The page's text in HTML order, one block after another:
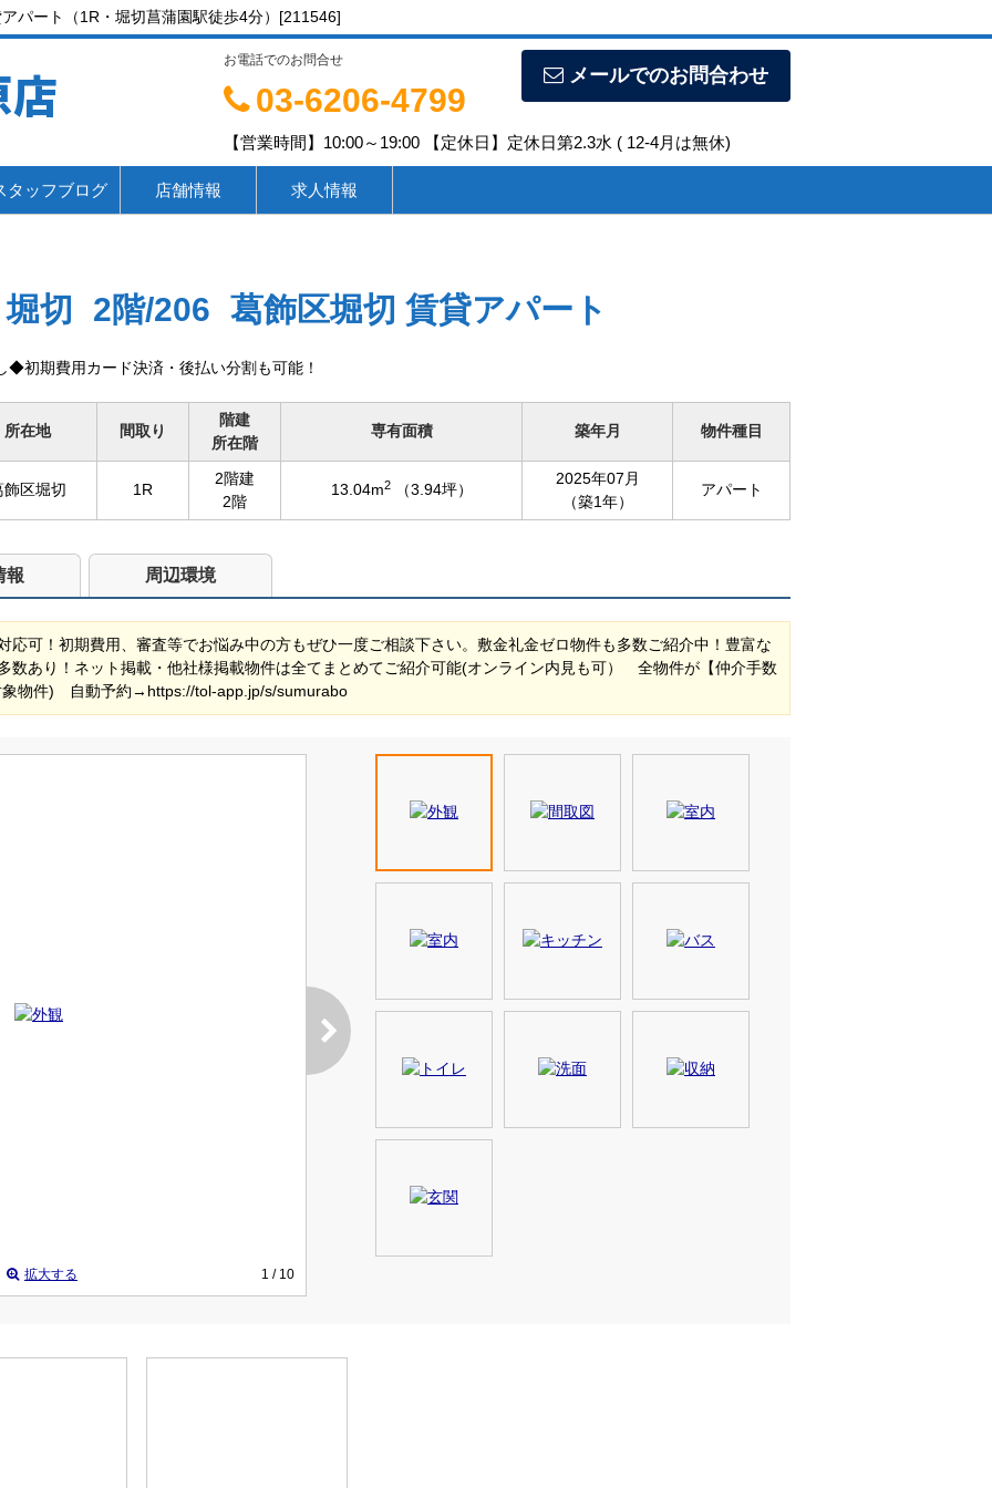
パート（1R・堀切菖蒲園駅徒歩4分）[211546]
メールでのお問合わせ
お電話でのお問合せ
03-6206-4799
【営業時間】10:00～19:00 【定休日】定休日第2.3水 ( 12-4月は無休)
タッフブログ 店舗情報 求人情報
切 2階/206 葛飾区堀切 賃貸アパート
初期費用カード決済・後払い分割も可能！
所在地 間取り
階建
所在階
専有面積 築年月 物件種目
飾区堀切 1R
2階建
2階
13.04m2 （3.94坪）
2025年07月
（築1年）
アパート
報 周辺環境
応可！初期費用、審査等でお悩み中の方もぜひ一度ご相談下さい。敷金礼金ゼロ物件も多数ご紹介中！豊富な
数あり！ネット掲載・他社様掲載物件は全てまとめてご紹介可能(オンライン内見も可） 全物件が【仲介手数
象物件) 自動予約→https://tol-app.jp/s/sumurabo
拡大する 1 / 10